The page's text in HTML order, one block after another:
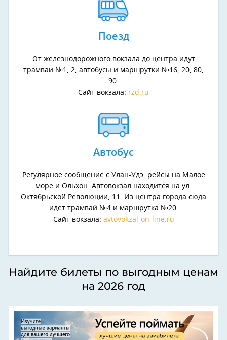
Поезд
От железнодорожного вокзала до центра идут
трамваи №1, 2, автобусы и маршрутки №16, 20, 80,
90.
Сайт вокзала: rzd.ru
Автобус
Регулярное сообщение с Улан-Удэ, рейсы на Малое
море и Ольхон. Автовокзал находится на ул.
Октябрьской Революции, 11. Из центра города сюда
идет трамвай №4 и маршрутка №20.
Сайт вокзала: avtovokzal-on-line.ru
Найдите билеты по выгодным ценам
на 2026 год